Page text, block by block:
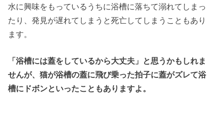
水に興味をもっているうちに浴槽に落ちて溺れてしまっ
たり、発見が遅れてしまうと死亡してしまうこともあり
ます。
「浴槽には蓋をしているから大丈夫」と思うかもしれま
せんが、猫が浴槽の蓋に飛び乗った拍子に蓋がズレて浴
槽にドボンといったこともありますよ。